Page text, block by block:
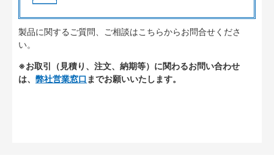
製品に関するご質問、ご相談はこちらからお問合せくださ
い。
※お取引（見積り、注文、納期等）に関わるお問い合わせ
は、 弊社営業窓口 までお願いいたします。